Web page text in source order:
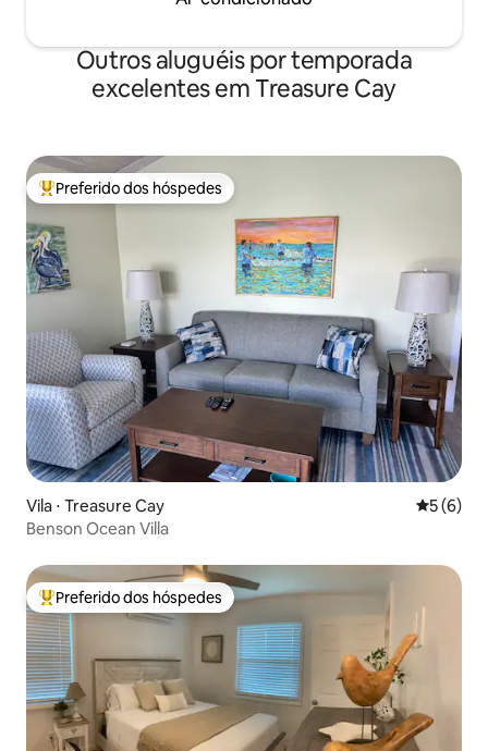
Outros aluguéis por temporada
excelentes em Treasure Cay
Entre os melhores preferidos dos hóspedes
Preferido dos hóspedes
Vila ⋅ Treasure Cay 5 de
5 (6)
Benson Ocean Villa
Entre os melhores preferidos dos hóspedes
Preferido dos hóspedes